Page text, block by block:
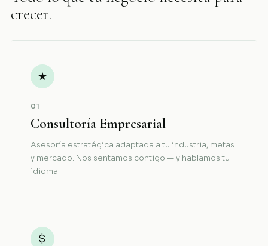
crecer.
★
01
Consultoría Empresarial
Asesoría estratégica adaptada a tu industria, metas
y mercado. Nos sentamos contigo — y hablamos tu
idioma.
$